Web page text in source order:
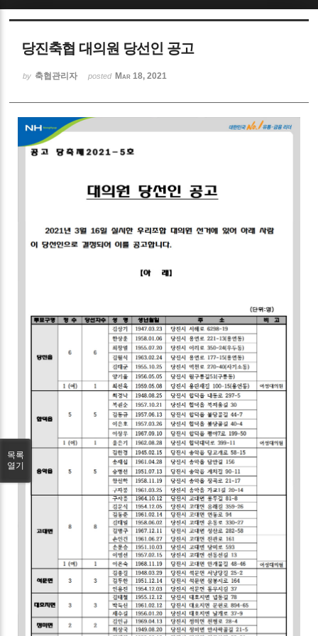
당진축협 대의원 당선인 공고
by 축협관리자 posted Mar 18, 2021
목록
열기
Sketchbook5, 스케치북5
Sketchbook5, 스케치북5